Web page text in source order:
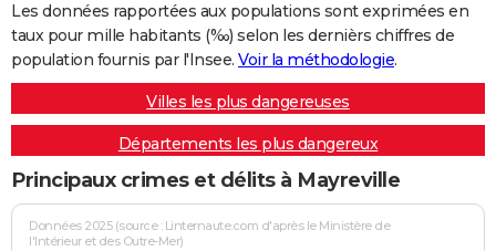
Les données rapportées aux populations sont exprimées en
taux pour mille habitants (‰) selon les dernièrs chiffres de
population fournis par l'Insee. Voir la méthodologie.
Villes les plus dangereuses
Départements les plus dangereux
Principaux crimes et délits à Mayreville
Données 2025 (source : Linternaute.com d'après le Ministère de
l'Intérieur et des Outre-Mer)